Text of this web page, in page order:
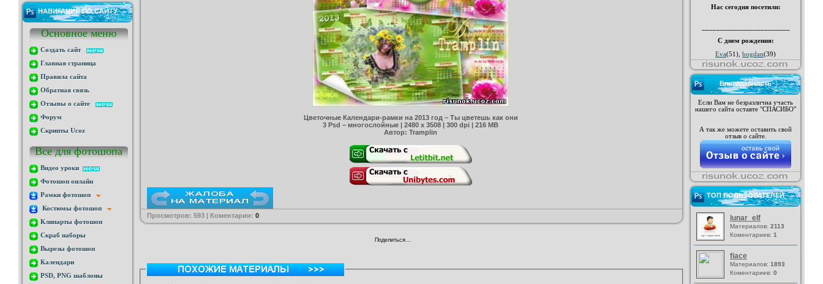
НАВИГАЦИЯ ПО САЙТУ
Основное меню
Создать сайт
Главная страница
Правила сайта
Обратная связь
Отзывы о сайте
Форум
Скрипты Ucoz
Все для фотошопа
Видео уроки
Фотошоп онлайн
Рамки фотошоп
Костюмы фотошоп
Клипарты фотошоп
Скраб наборы
Вырезы фотошоп
Календари
PSD, PNG шаблоны
Цветочные Календари-рамки на 2013 год – Ты цветешь как они
3 Psd – многослойные | 2480 x 3508 | 300 dpi | 216 MB
Автор: Tramplin
Просмотров: 593 | Коментарии: 0
Поделиться…
Нас сегодня посетили:
С днем рождения:
Eva(51) bogdan(39)
Благодарность
Если Вам не безразлична участь
нашего сайта оставте "СПАСИБО"
А так же можете оставить свой
отзыв о сайте.
ТОП ПОЛЬЗОВАТЕЛЕЙ
lunar_elf
Материалов: 2113
Коментариев: 1
fiace
Материалов: 1893
Коментариев: 0